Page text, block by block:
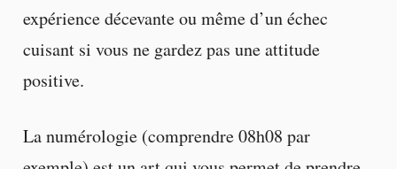
expérience décevante ou même d’un échec
cuisant si vous ne gardez pas une attitude
positive.
La numérologie (comprendre 08h08 par